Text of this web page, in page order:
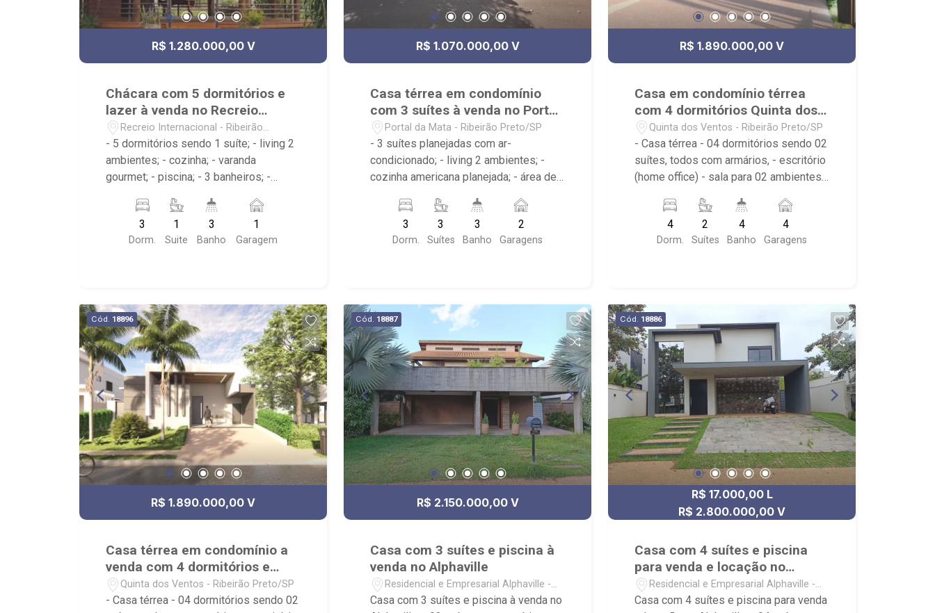
R$ 1.280.000,00 V
Chácara com 5 dormitórios e
lazer à venda no Recreio
Internacional
Recreio Internacional - Ribeirão
Preto/SP
- 5 dormitórios sendo 1 suíte; - living 2
ambientes; - cozinha; - varanda
gourmet; - piscina; - 3 banheiros; -
Sports, Afresp Ribeirão
3
Dorm.
1
Suite
3
Banho
1
Garagem
R$ 1.070.000,00 V
Casa térrea em condomínio
com 3 suítes à venda no Portal
da Mata
Portal da Mata - Ribeirão Preto/SP
- 3 suítes planejadas com ar-
condicionado; - living 2 ambientes; -
cozinha americana planejada; - área de
cascata; - 3 banheiros planejados com
box e espelho; - lavabo; - Condomínio
com Portaria 24hrs, Piscina (Adulto /
Área de Churrasco, Salão de Festas,
Academia; - próximo à Agrishow,
Fazenda Experimental
3
Dorm.
3
Suítes
3
Banho
2
Garagens
R$ 1.890.000,00 V
Casa em condomínio térrea
com 4 dormitórios Quinta dos
Ventos
Quinta dos Ventos - Ribeirão Preto/SP
- Casa térrea - 04 dormitórios sendo 02
suítes, todos com armários, - escritório
(home office) - sala para 02 ambientes -
coifa) - área de serviço - vestiário -
piscina de vinil - imóvel já com
iluminação, box e espelhos, - garagem
Quadra Poliesportiva, Playground, Área
de Churrasco, Academia - Localizado
próximo ao Ribeirão Shopping,
Cenourão Super Varejão, Shopping
Iguatemi
4
Dorm.
2
Suítes
4
Banho
4
Garagens
Cód. 18896
R$ 1.890.000,00 V
Casa térrea em condomínio a
venda com 4 dormitórios e
piscina Vila do Golf
Quinta dos Ventos - Ribeirão Preto/SP
- Casa térrea - 04 dormitórios sendo 02
Cód. 18887
R$ 2.150.000,00 V
Casa com 3 suítes e piscina à
venda no Alphaville
Residencial e Empresarial Alphaville -
Ribeirão Preto/SP
Casa com 3 suítes e piscina à venda no
Cód. 18886
R$ 17.000,00 L
R$ 2.800.000,00 V
Casa com 4 suítes e piscina
para venda e locação no
Alphaville
Residencial e Empresarial Alphaville -
Ribeirão Preto/SP
Casa com 4 suítes e piscina para venda